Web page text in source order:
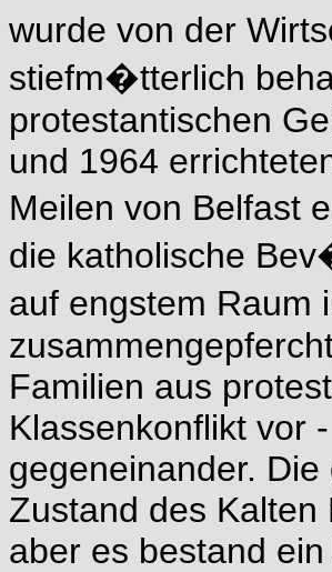
wurde von der
stiefm�tterlich
protestantischen
und 1964
Meilen von Belfast
die katholische
auf engstem Raum
Familien aus
Klassenkonflikt vor
gegeneinander.
Zustand des
aber es bestand